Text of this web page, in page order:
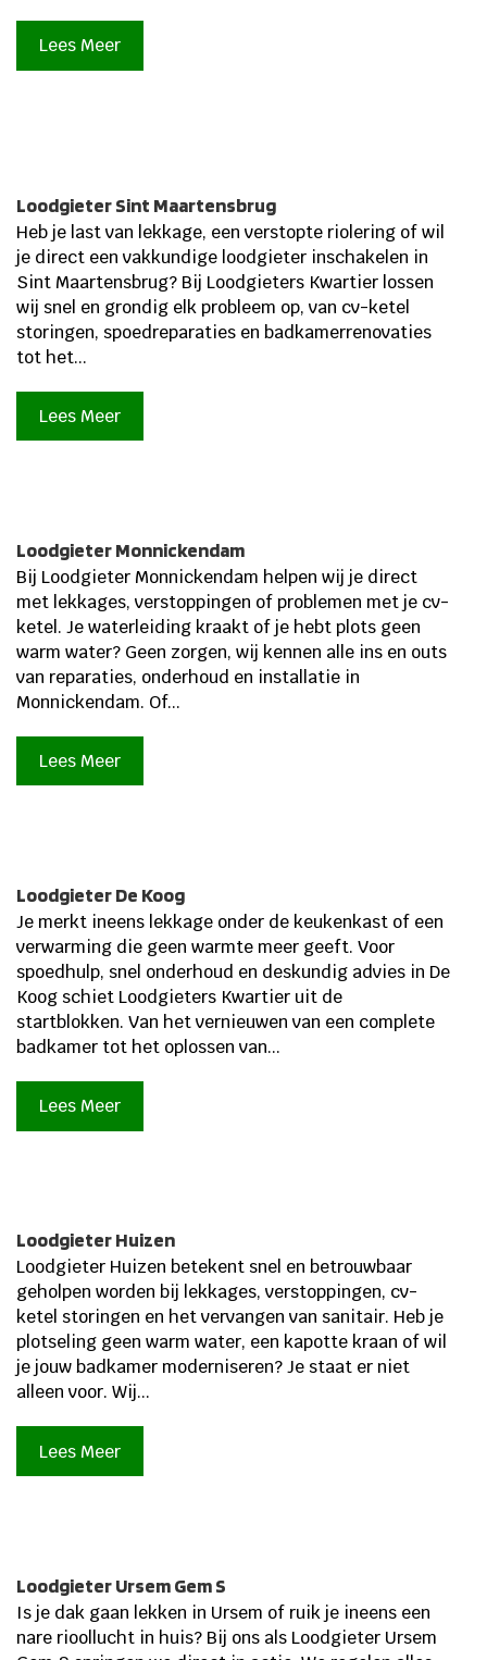
Lees Meer
Loodgieter Sint Maartensbrug
Heb je last van lekkage, een verstopte riolering of wil
je direct een vakkundige loodgieter inschakelen in
Sint Maartensbrug? Bij Loodgieters Kwartier lossen
wij snel en grondig elk probleem op, van cv-ketel
storingen, spoedreparaties en badkamerrenovaties
tot het...
Lees Meer
Loodgieter Monnickendam
Bij Loodgieter Monnickendam helpen wij je direct
met lekkages, verstoppingen of problemen met je cv-
ketel. Je waterleiding kraakt of je hebt plots geen
warm water? Geen zorgen, wij kennen alle ins en outs
van reparaties, onderhoud en installatie in
Monnickendam. Of...
Lees Meer
Loodgieter De Koog
Je merkt ineens lekkage onder de keukenkast of een
verwarming die geen warmte meer geeft. Voor
spoedhulp, snel onderhoud en deskundig advies in De
Koog schiet Loodgieters Kwartier uit de
startblokken. Van het vernieuwen van een complete
badkamer tot het oplossen van...
Lees Meer
Loodgieter Huizen
Loodgieter Huizen betekent snel en betrouwbaar
geholpen worden bij lekkages, verstoppingen, cv-
ketel storingen en het vervangen van sanitair. Heb je
plotseling geen warm water, een kapotte kraan of wil
je jouw badkamer moderniseren? Je staat er niet
alleen voor. Wij...
Lees Meer
Loodgieter Ursem Gem S
Is je dak gaan lekken in Ursem of ruik je ineens een
nare rioollucht in huis? Bij ons als Loodgieter Ursem